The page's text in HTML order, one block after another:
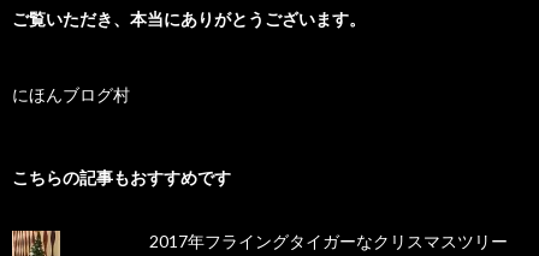
ご覧いただき、本当にありがとうございます。
にほんブログ村
こちらの記事もおすすめです
2017年フライングタイガーなクリスマスツリー